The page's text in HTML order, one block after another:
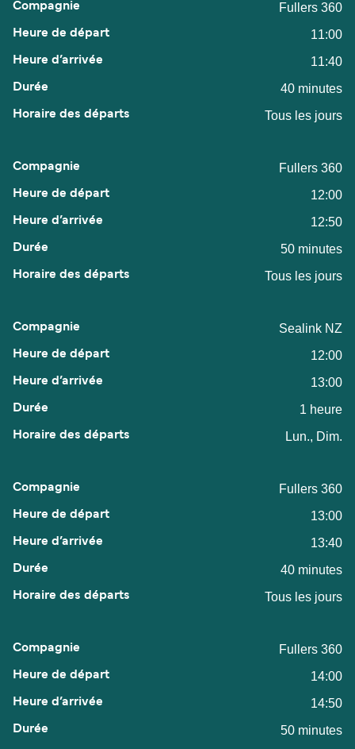
Fullers 360
11:00
11:40
40 minutes
Tous les jours
Fullers 360
12:00
12:50
50 minutes
Tous les jours
Sealink NZ
12:00
13:00
1 heure
Lun., Dim.
Fullers 360
13:00
13:40
40 minutes
Tous les jours
Fullers 360
14:00
14:50
50 minutes